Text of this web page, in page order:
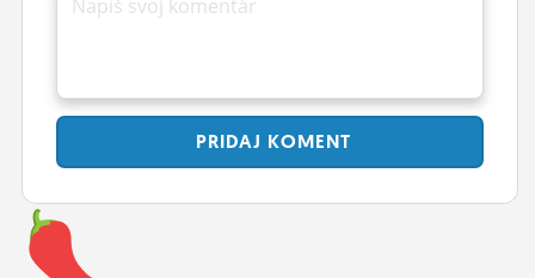
Napíš svoj komentár
PRIDAJ KOMENT